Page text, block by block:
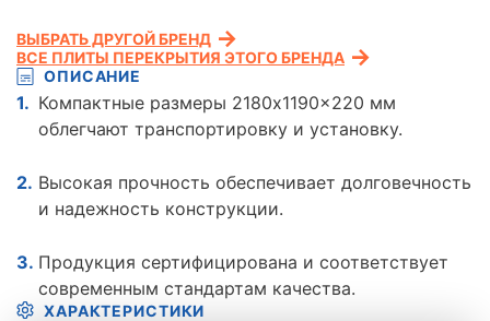
ОПИСАНИЕ
Компактные размеры 2180x1190x220 мм
облегчают транспортировку и установку.
Высокая прочность обеспечивает долговечность
и надежность конструкции.
Продукция сертифицирована и соответствует
современным стандартам качества.
ХАРАКТЕРИСТИКИ
ВЫБРАТЬ ДРУГОЙ БРЕНД
ВСЕ ПЛИТЫ ПЕРЕКРЫТИЯ ЭТОГО БРЕНДА